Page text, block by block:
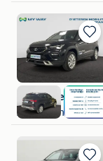
in
Auto Natie
Antwerpen